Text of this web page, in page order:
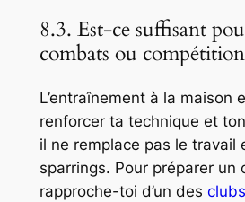
8.3. Est-ce suffisant
combats ou
L’entraînement à la maison
renforcer ta technique et
il ne remplace pas le travail
sparrings. Pour préparer un
rapproche-toi d’un des